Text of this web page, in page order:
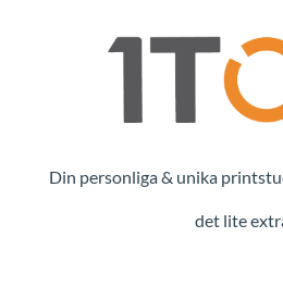
Din personliga & unika
det lite